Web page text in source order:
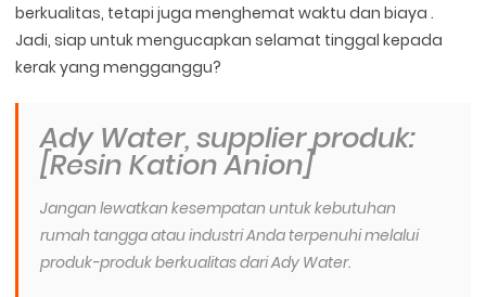
berkualitas, tetapi juga menghemat waktu dan biaya .
Jadi, siap untuk mengucapkan selamat tinggal kepada
kerak yang mengganggu?
Ady Water, supplier produk:
[Resin Kation Anion]
Jangan lewatkan kesempatan untuk kebutuhan
rumah tangga atau industri Anda terpenuhi melalui
produk-produk berkualitas dari Ady Water.